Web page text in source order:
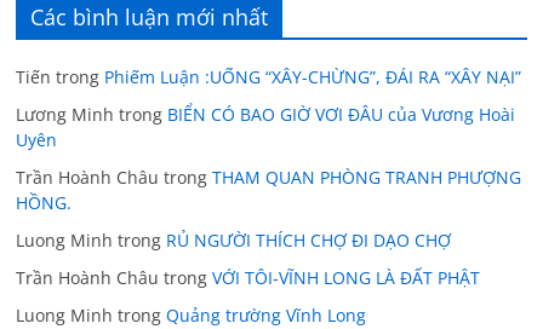
Các bình luận mới nhất
Tiến trong Phiếm Luận :UỐNG “XÂY-CHỪNG”, ĐÁI RA “XÂY NẠI”
Lương Minh trong BIỂN CÓ BAO GIỜ VƠI ĐÂU của Vương Hoài
Uyên
Trần Hoành Châu trongTHAM QUAN PHÒNG TRANH PHƯỢNG
HỒNG.
Luong Minh trong RỦ NGƯỜI THÍCH CHỢ ĐI DẠO CHỢ
Trần Hoành Châu trongVỚI TÔI-VĨNH LONG LÀ ĐẤT PHẬT
Luong Minh trongQuảng trường Vĩnh Long